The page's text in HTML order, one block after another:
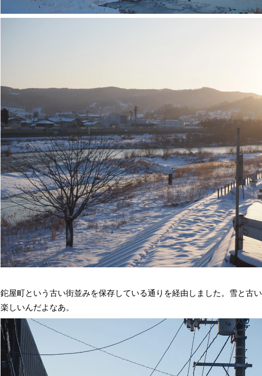
鉈屋町という古い街並みを保存している通りを経由しました。雪と古
楽しいんだよなあ。